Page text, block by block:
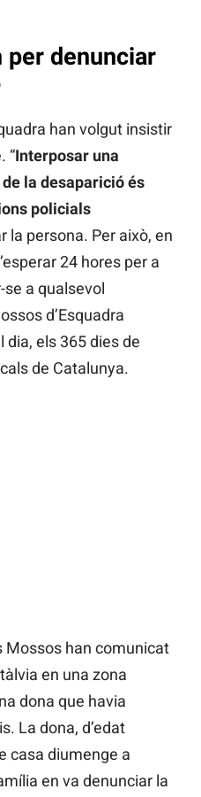
per denunciar
han volgut insistir
“Interposar una
la desaparició és
policials
la persona. Per això, en
24 hores per a
se a qualsevol
d’Esquadra
dia, els 365 dies de
de Catalunya.
Mossos han comunicat
en una zona
dona que havia
La dona, d’edat
casa diumenge a
en va denunciar la